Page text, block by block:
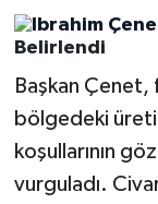
Belirlendi
Başkan
bölgedeki
koşullarının
vurguladı.